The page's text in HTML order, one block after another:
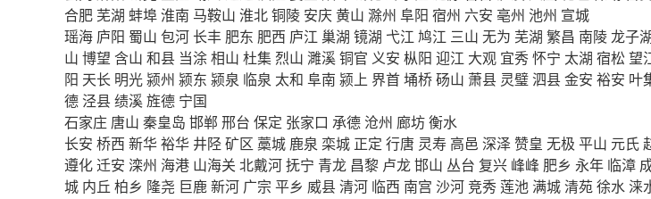
合肥 芜湖 蚌埠淮南 马鞍山 淮北铜陵 安庆黄山 滁州 阜阳 宿州 六安 亳州 池州 宣城
瑶海 庐阳 蜀山 包河 长丰 肥东 肥西 庐江 巢湖 镜湖 弋江 鸠江 三山 无为 芜湖 繁昌 南陵龙子
山 博望 含山 和县 当涂相山 杜集 烈山 濉溪铜官 义安 枞阳 迎江 大观 宜秀怀宁 太湖 宿松 望
阳 天长 明光颍州 颍东 颍泉 临泉 太和 阜南 颍上 界首埇桥砀山 萧县 灵璧泗县金安 裕安 叶
德 泾县绩溪旌德 宁国
石家庄 唐山 秦皇岛 邯郸 邢台 保定 张家口 承德 沧州 廊坊衡水
长安 桥西 新华裕华 井陉矿区 藁城 鹿泉 栾城 正定 行唐 灵寿 高邑 深泽 赞皇 无极 平山 元氏
遵化迁安 滦州 海港 山海关 北戴河抚宁 青龙 昌黎 卢龙邯山 丛台 复兴 峰峰 肥乡 永年 临漳
城 内丘 柏乡 隆尧 巨鹿新河 广宗 平乡 威县清河 临西 南宫 沙河竞秀莲池 满城清苑徐水 涞